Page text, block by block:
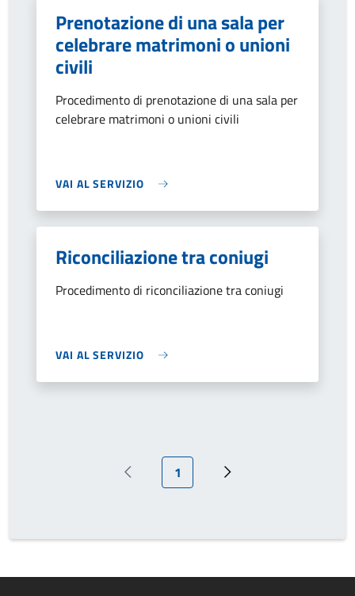
Prenotazione di una sala per
celebrare matrimoni o unioni
civili
Procedimento di prenotazione di una sala per
celebrare matrimoni o unioni civili
VAI AL SERVIZIO
Riconciliazione tra coniugi
Procedimento di riconciliazione tra coniugi
VAI AL SERVIZIO
Pagina precedente
Pagina attuale
1 Prossima pagina